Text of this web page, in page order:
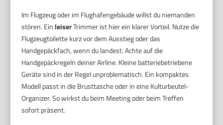
Im Flugzeug oder im Flughafengebäude willst du niemanden
stören. Ein leiserTrimmer ist hier ein klarer Vorteil. Nutze die
Flugzeugtoilette kurz vor dem Ausstieg oder das
Handgepäckfach, wenn du landest. Achte auf die
Handgepäckregeln deiner Airline. Kleine batteriebetriebene
Geräte sind in der Regel unproblematisch. Ein kompaktes
Modell passt in die Brusttasche oder in eine Kulturbeutel-
Organizer. So wirkst du beim Meeting oder beim Treffen
sofort präsent.